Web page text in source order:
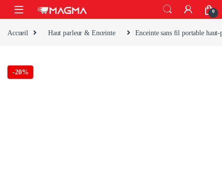
Skip to navigation
Skip to content
Open 0
Accueil Haut parleur & Enceinte Enceinte sans fil portable
-20%